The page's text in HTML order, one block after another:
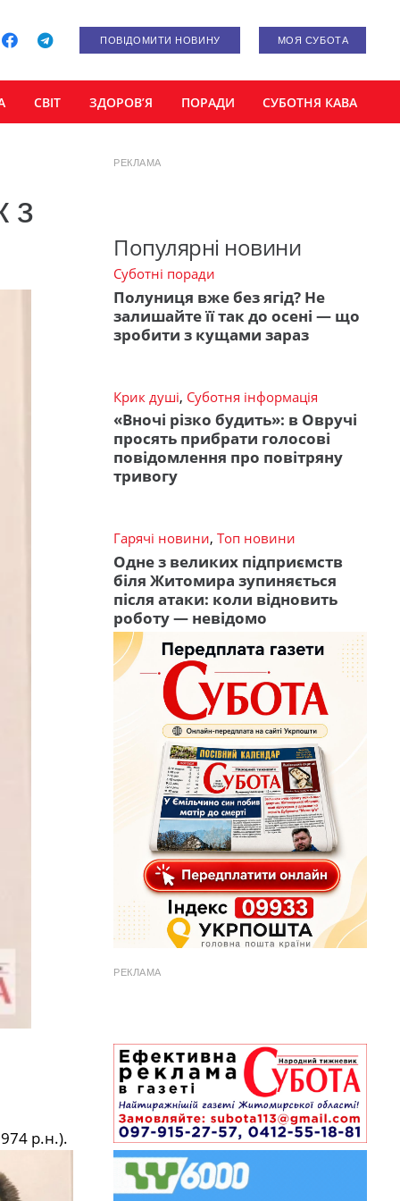
ПОВІДОМИТИ НОВИНУ МОЯ СУБОТА
СВІТ ЗДОРОВ’Я ПОРАДИ СУБОТНЯ КАВА
з
р.н.).
РЕКЛАМА
Популярні новини
Суботні поради
Полуниця вже без ягід? Не
залишайте її так до осені — що
зробити з кущами зараз
Крик душі, Суботня інформація
«Вночі різко будить»: в Овручі
просять прибрати голосові
повідомлення про повітряну
тривогу
Гарячі новини, Топ новини
Одне з великих підприємств
біля Житомира зупиняється
після атаки: коли відновить
роботу — невідомо
РЕКЛАМА